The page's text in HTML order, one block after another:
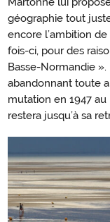
géographie tout
encore l’ambition
fois-ci, pour des
Basse-Normandie ».
abandonnant toute
mutation en 1947
restera jusqu’à sa